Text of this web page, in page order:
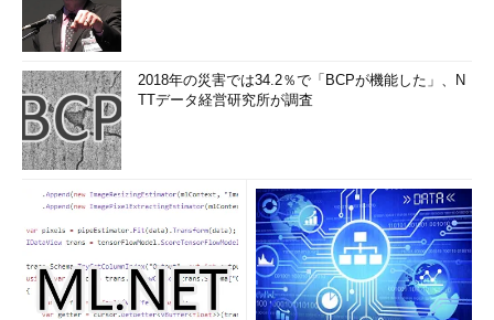
2018年の災害では34.2％で「BCPが機能した」、N
TTデータ経営研究所が調査